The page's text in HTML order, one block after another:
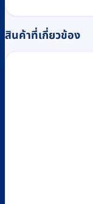
สินค้าที่เกี่ยวข้อง